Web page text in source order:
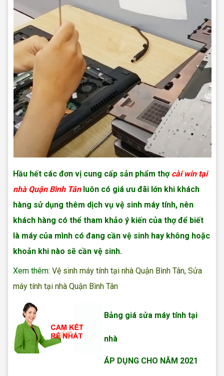
Hầu hết các đơn vị cung cấp sản phẩm thợ cài win tại
nhà Quận Bình Tânluôn có giá ưu đãi lớn khi khách
hàng sử dụng thêm dịch vụ vệ sinh máy tính, nên
khách hàng có thể tham khảo ý kiến của thợ để biết
là máy của mình có đang cần vệ sinh hay không hoặc
khoản khi nào sẽ cần vệ sinh.
Xem thêm: Vệ sinh máy tính tại nhà Quận Bình Tân, Sửa
máy tính tại nhà Quận Bình Tân
Bảng giá sửa máy tính tại
nhà
ÁP DỤNG CHO NĂM 2021